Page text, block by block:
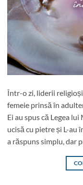
Într-o zi, liderii
femeie prinsă în
Ei au spus că Legea
ucisă cu pietre și L-au
a răspuns simplu, dar